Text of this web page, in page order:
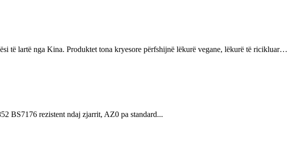
të lartë nga Kina. Produktet tona kryesore përfshijnë lëkurë vegane, lëkurë të ricikluar…
rezistent ndaj zjarrit, AZ0 pa standard...